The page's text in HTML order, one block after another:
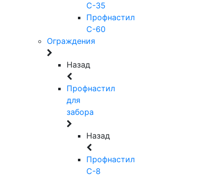
С-35
Профнастил
С-60
Ограждения
Назад
Профнастил
для
забора
Назад
Профнастил
С-8